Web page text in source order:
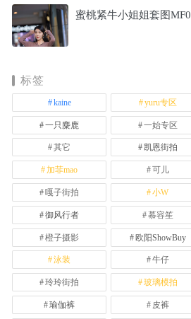
蜜桃紧牛小姐姐套图
标签
kaine yuru专区
一只麋鹿 一始专区
其它 凯恩街拍
加菲mao 可儿
嘎子街拍 小W
御风行者 慕容笙
橙子摄影 欧阳ShowBuy
泳装 牛仔
玲玲街拍 玻璃模拍
瑜伽裤 皮裤